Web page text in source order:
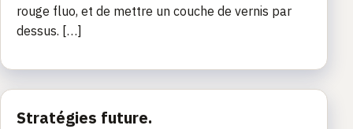
rouge fluo, et de mettre un couche de vernis par
dessus. […]
Stratégies future.